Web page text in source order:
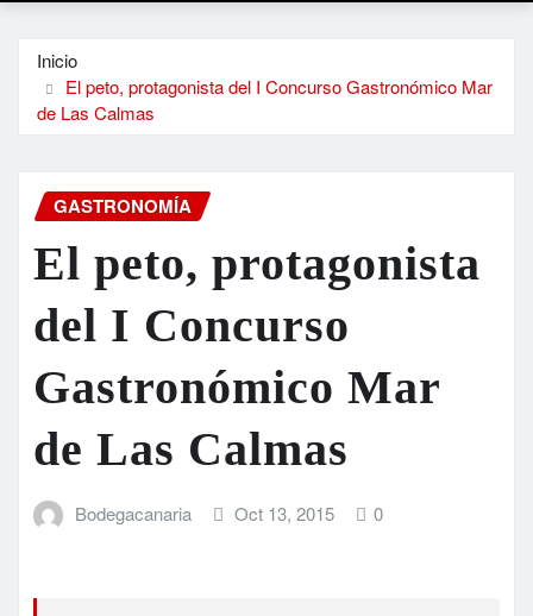
Inicio
El peto, protagonista del I Concurso Gastronómico Mar
de Las Calmas
GASTRONOMÍA
El peto, protagonista
del I Concurso
Gastronómico Mar
de Las Calmas
Bodegacanaria Oct 13, 2015 0